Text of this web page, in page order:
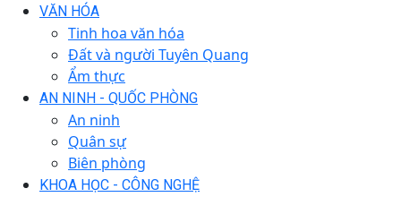
VĂN HÓA
Tinh hoa văn hóa
Đất và người Tuyên Quang
Ẩm thực
AN NINH - QUỐC PHÒNG
An ninh
Quân sự
Biên phòng
KHOA HỌC - CÔNG NGHỆ